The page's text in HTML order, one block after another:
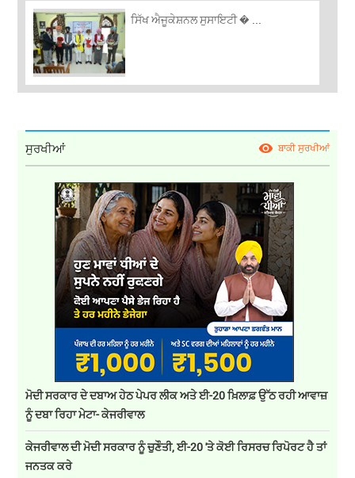
ਸਿੱਖ ਐਜੂਕੇਸ਼ਨਲ ਸੁਸਾਇਟੀ � ...
ਸੁਰਖੀਆਂ ਬਾਕੀ ਸੁਰਖੀਆਂ
ਮੋਦੀ ਸਰਕਾਰ ਦੇ ਦਬਾਅ ਹੇਠ ਪੇਪਰ ਲੀਕ ਅਤੇ ਈ-20 ਖ਼ਿਲਾਫ਼ ਉੱਠ ਰਹੀ ਆਵਾਜ਼
ਨੂੰ ਦਬਾ ਰਿਹਾ ਮੇਟਾ- ਕੇਜਰੀਵਾਲ
ਕੇਜਰੀਵਾਲ ਦੀ ਮੋਦੀ ਸਰਕਾਰ ਨੂੰ ਚੁਣੌਤੀ, ਈ-20 'ਤੇ ਕੋਈ ਰਿਸਰਚ ਰਿਪੋਰਟ ਹੈ ਤਾਂ
ਜਨਤਕ ਕਰੇ